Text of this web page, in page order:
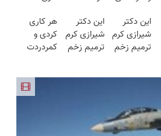
هفته!!😍
کن!😍
محوش کن!
این دکتر
شیرازی کرم
ترمیم زخم
این دکتر
شیرازی کرم
ترمیم زخم
هر کاری
کردی و
کمردردت
پرسشنامه و
دریافت راه